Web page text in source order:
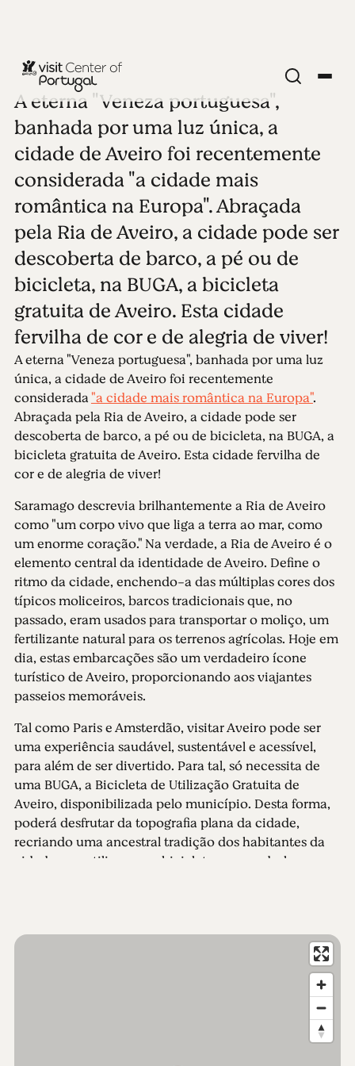
CIDADES COSTEIRAS
Aveiro
Ver todas as fotos Ver video
A eterna "Veneza portuguesa",
banhada por uma luz única, a
cidade de Aveiro foi recentemente
considerada "a cidade mais
romântica na Europa". Abraçada
pela Ria de Aveiro, a cidade pode ser
descoberta de barco, a pé ou de
bicicleta, na BUGA, a bicicleta
gratuita de Aveiro. Esta cidade
fervilha de cor e de alegria de viver!
A eterna "Veneza portuguesa", banhada por uma luz
única, a cidade de Aveiro foi recentemente
considerada"a cidade mais romântica na Europa".
Abraçada pela Ria de Aveiro, a cidade pode ser
descoberta de barco, a pé ou de bicicleta, na BUGA, a
bicicleta gratuita de Aveiro. Esta cidade fervilha de
cor e de alegria de viver!
Saramago descrevia brilhantemente a Ria de Aveiro
como "um corpo vivo que liga a terra ao mar, como
um enorme coração." Na verdade, a Ria de Aveiro é o
elemento central da identidade de Aveiro. Define o
ritmo da cidade, enchendo-a das múltiplas cores dos
típicos moliceiros, barcos tradicionais que, no
passado, eram usados para transportar o moliço, um
fertilizante natural para os terrenos agrícolas. Hoje em
dia, estas embarcações são um verdadeiro ícone
turístico de Aveiro, proporcionando aos viajantes
passeios memoráveis.
Tal como Paris e Amsterdão, visitar Aveiro pode ser
uma experiência saudável, sustentável e acessível,
para além de ser divertido. Para tal, só necessita de
uma BUGA, a Bicicleta de Utilização Gratuita de
Aveiro, disponibilizada pelo município. Desta forma,
poderá desfrutar da topografia plana da cidade,
recriando uma ancestral tradição dos habitantes da
cidade que utilizavam a bicicleta para se deslocarem
Portugal,Aveiroé membro da"Réseau Art Nouveau
Network"
a par de Barcelona, Bruxelas, Budapeste,
Glasgow, Helsínquia ou Havana. Venha descobrir o
encanto deste período delicado e sedutor da arte do
século XX fazendo uma visita guiada a pé pela Rota da
Arte Nova, um percurso concebido para o ajudar a